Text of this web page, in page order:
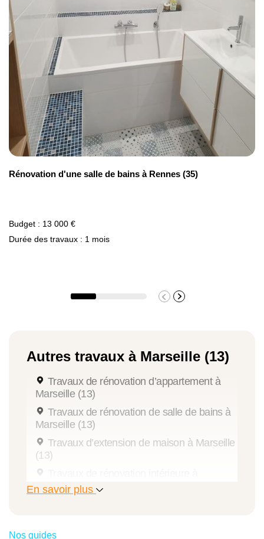
Rénovation d'une salle de bains à Rennes (35)
Budget : 13 000 €
Durée des travaux : 1 mois
Autres travaux à Marseille (13)
Travaux de rénovation d’appartement à
Marseille (13)
Travaux de rénovation de salle de bains à
Marseille (13)
Travaux d’extension de maison à Marseille
(13)
Marseille (13)
En savoir plus
Nos guides